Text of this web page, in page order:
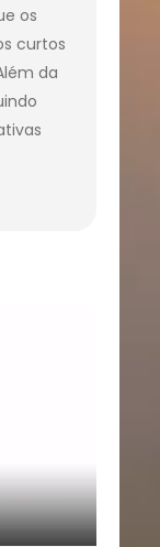
os
curtos
da